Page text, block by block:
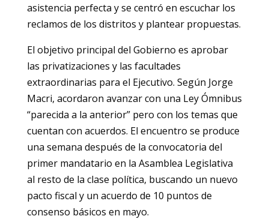
asistencia perfecta y se centró en escuchar los
reclamos de los distritos y plantear propuestas.
El objetivo principal del Gobierno es aprobar
las privatizaciones y las facultades
extraordinarias para el Ejecutivo. Según Jorge
Macri, acordaron avanzar con una Ley Ómnibus
“parecida a la anterior” pero con los temas que
cuentan con acuerdos. El encuentro se produce
una semana después de la convocatoria del
primer mandatario en la Asamblea Legislativa
al resto de la clase política, buscando un nuevo
pacto fiscal y un acuerdo de 10 puntos de
consenso básicos en mayo.